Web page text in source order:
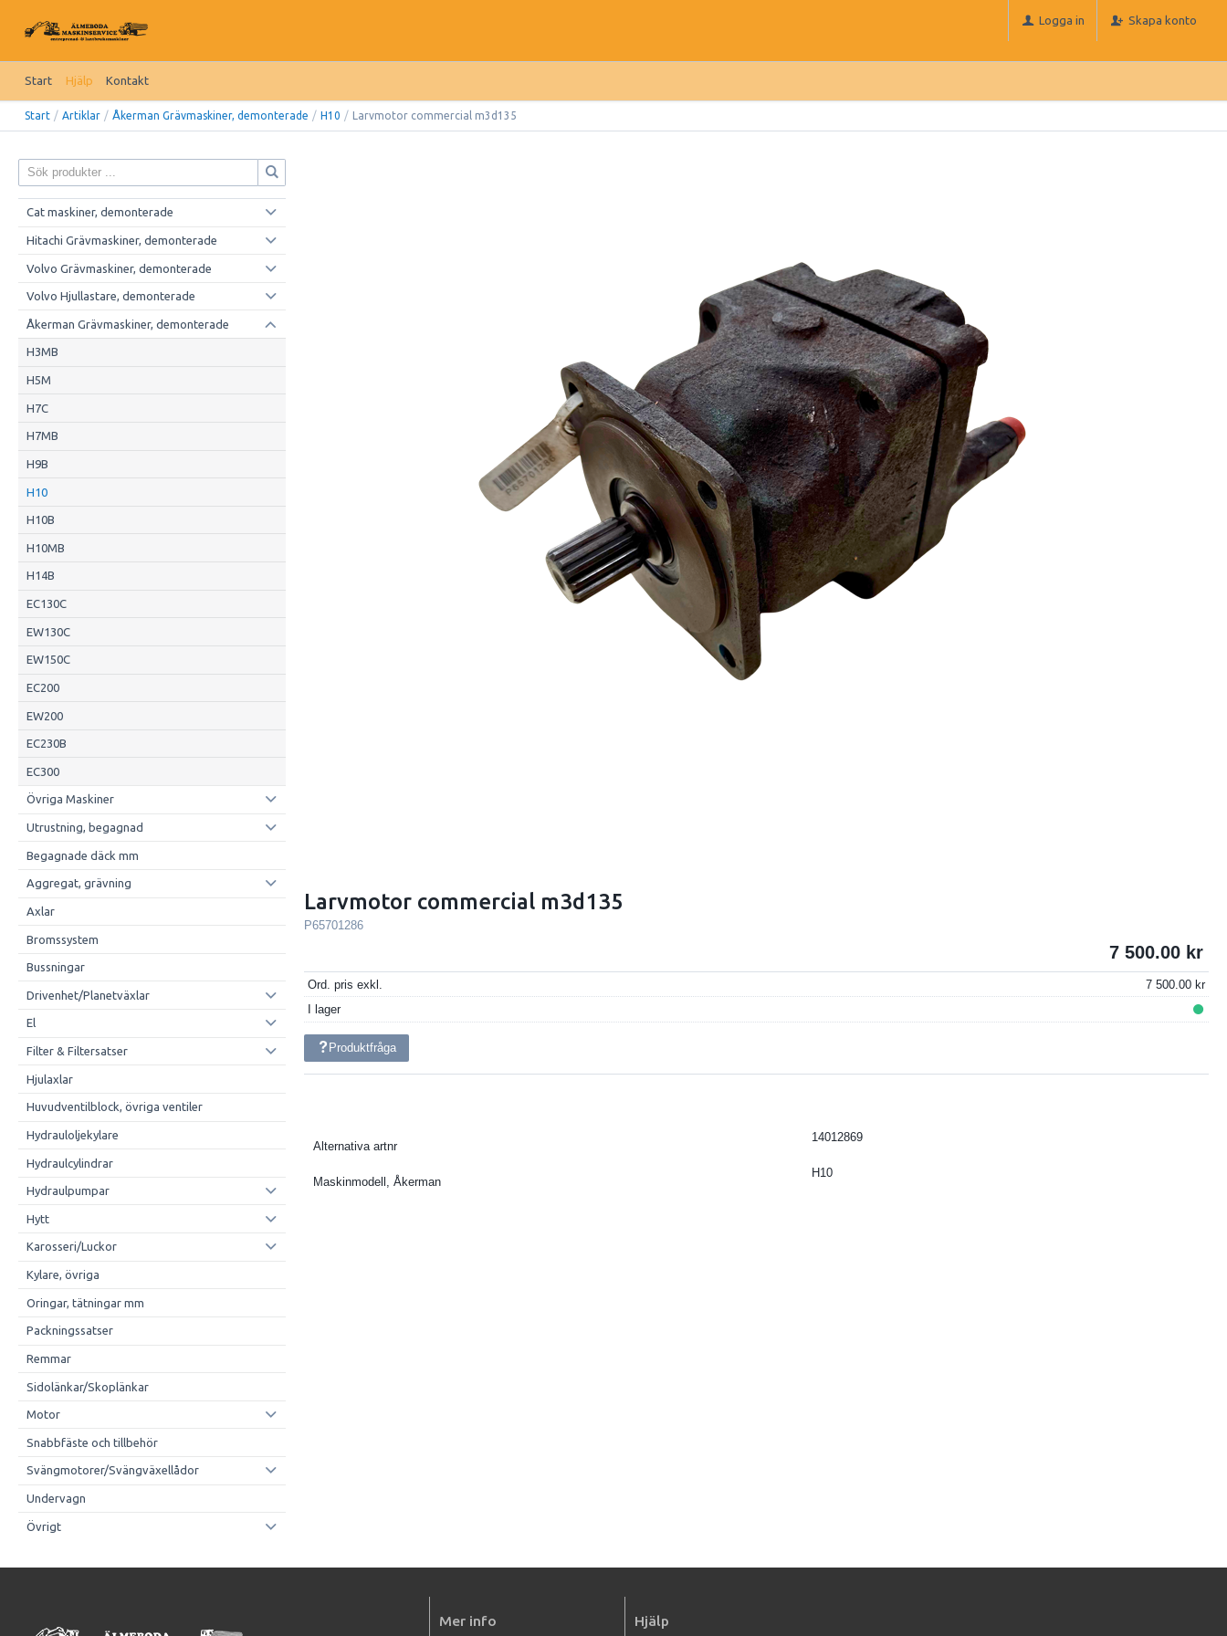
Logga in Skapa konto
Start Hjälp Kontakt
Start / Artiklar / Åkerman Grävmaskiner, demonterade / H10 / Larvmotor commercial m3d135
Cat maskiner, demonterade
Hitachi Grävmaskiner, demonterade
Volvo Grävmaskiner, demonterade
Volvo Hjullastare, demonterade
Åkerman Grävmaskiner, demonterade
H3MB
H5M
H7C
H7MB
H9B
H10
H10B
H10MB
H14B
EC130C
EW130C
EW150C
EC200
EW200
EC230B
EC300
Övriga Maskiner
Utrustning, begagnad
Begagnade däck mm
Aggregat, grävning
Axlar
Bromssystem
Bussningar
Drivenhet/Planetväxlar
El
Filter & Filtersatser
Hjulaxlar
Huvudventilblock, övriga ventiler
Hydrauloljekylare
Hydraulcylindrar
Hydraulpumpar
Hytt
Karosseri/Luckor
Kylare, övriga
Oringar, tätningar mm
Packningssatser
Remmar
Sidolänkar/Skoplänkar
Motor
Snabbfäste och tillbehör
Svängmotorer/Svängväxellådor
Undervagn
Övrigt
Larvmotor commercial m3d135
P65701286
7 500.00
Ord. pris exkl.
7 500.00
I lager
Produktfråga
Alternativa artnr
14012869
Maskinmodell, Åkerman
H10
Mer info Hjälp